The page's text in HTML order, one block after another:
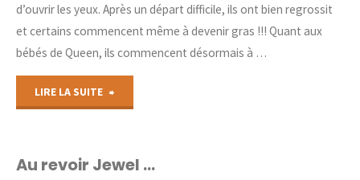
d’ouvrir les yeux. Après un départ difficile, ils ont bien regrossit
et certains commencent même à devenir gras !!! Quant aux
bébés de Queen, ils commencent désormais à …
LIRE LA SUITE
photos
Au revoir Jewel …